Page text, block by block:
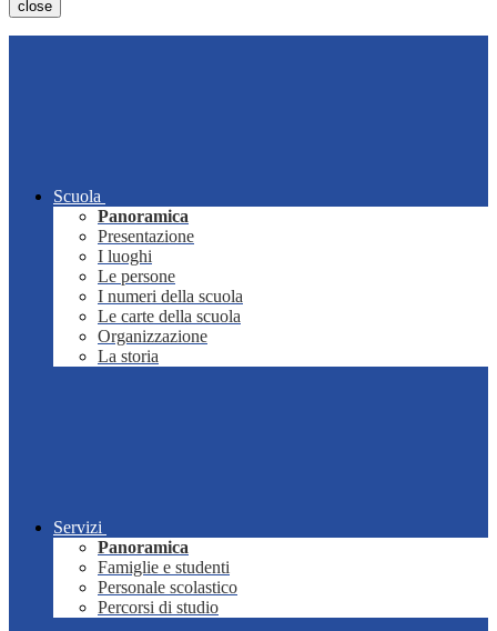
close
Scuola
Panoramica
Presentazione
I luoghi
Le persone
I numeri della scuola
Le carte della scuola
Organizzazione
La storia
Servizi
Panoramica
Famiglie e studenti
Personale scolastico
Percorsi di studio